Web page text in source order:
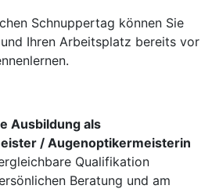
Schnuppertag können Sie
Ihren Arbeitsplatz bereits vor
Ausbildung als
/ Augenoptikermeisterin
Qualifikation
Beratung und am